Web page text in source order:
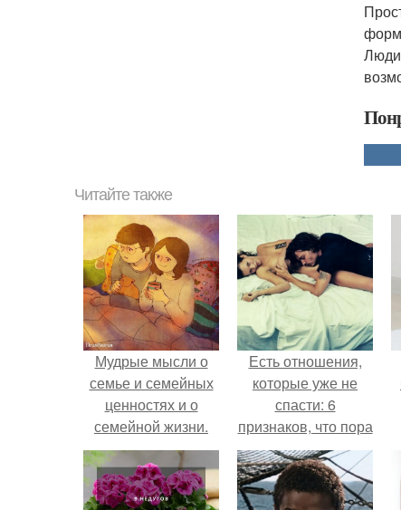
Люди
Читайте также
Мудрые мысли о
семье и семейных
ценностях и о
семейной жизни.
Есть отношения,
которые уже не
спасти: 6
признаков, что пора
перестать
бороться.